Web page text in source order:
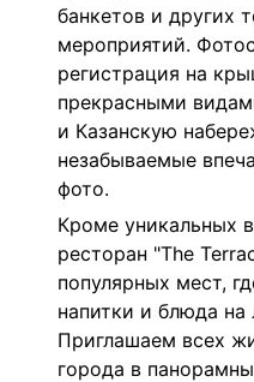
банкетов и других
мероприятий.
регистрация на
прекрасными
и Казанскую
незабываемые
фото.
Кроме уникальных
ресторан "The
популярных мест,
напитки и блюда на
Приглашаем всех
города в